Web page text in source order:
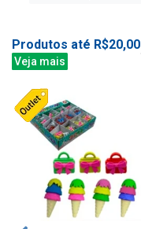
Produtos até R$20,00
Veja mais